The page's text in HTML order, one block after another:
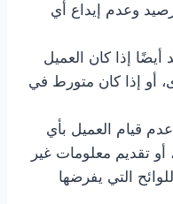
وعدم إيداع أي
إذا كان العميل
أو إذا كان متورط في
قيام العميل بأي
أو تقديم معلومات غير
التي يفرضها